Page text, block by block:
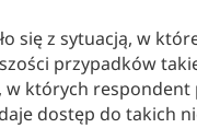
się z sytuacją, w
przypadków
w których
dostęp do takich